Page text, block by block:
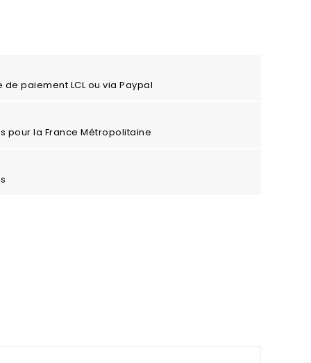
paiement LCL ou via Paypal
pour la France Métropolitaine